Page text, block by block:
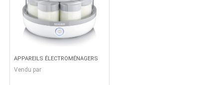
APPAREILS ÉLECTROMÉNAGERS
Vendu par